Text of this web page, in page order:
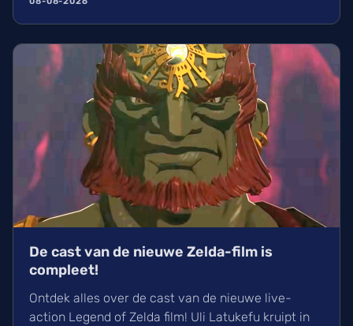
De cast van de nieuwe Zelda-film is
compleet!
Ontdek alles over de cast van de nieuwe live-
action Legend of Zelda film! Uli Latukefu kruipt in